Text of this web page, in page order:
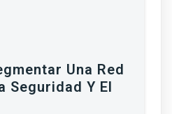
Una Red
Seguridad Y El